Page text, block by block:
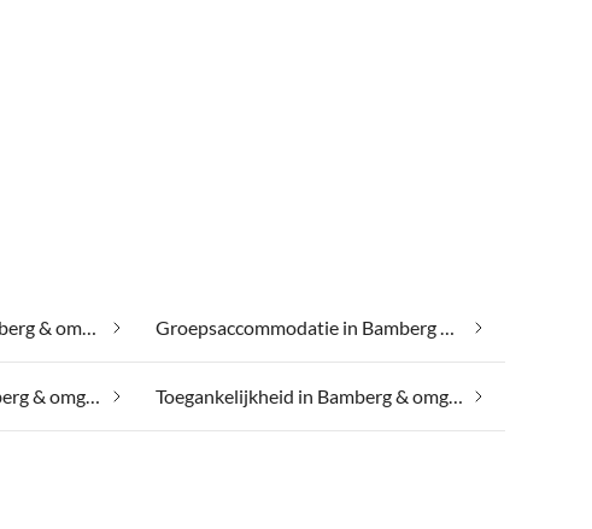
Gezinsvriendelijk in Bamberg & omgeving Groepsaccommodatie in Bamberg & omgeving
Paardrijvakantie in Bamberg & omgeving Toegankelijkheid in Bamberg & omgeving